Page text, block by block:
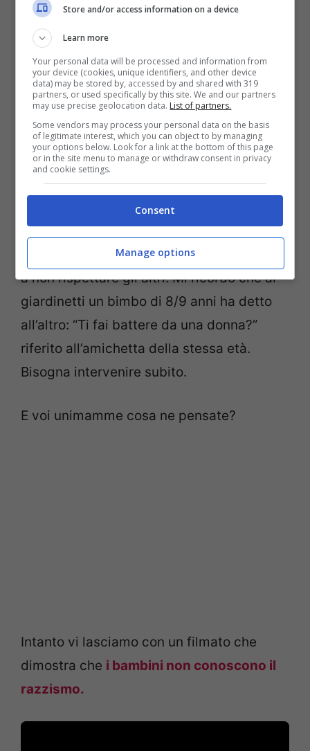
abbiano il vuoto dentro e covino l’odio per
il prossimo, soprattutto se diverso.Non me
la prendo con i bambini ma coi i genitori
che invece di insegnare il rispetto
reciproco e l’amore per il prossimo
inculcano l’odio e il razzismonelle teste e
nei cuori dei propri figli”.
La signora dice che non se la prende con i
bambini, ma con le famiglie che insegnano
a non rispettare gli altri. Mi ricordo che ai
giardinetti un bimbo di 8/9 anni ha detto
all’altro: “Ti fai battere da una donna?”
riferito all’amichetta della stessa età.
Bisogna intervenire subito.
E voi unimamme cosa ne pensate?
Intanto vi lasciamo con un filmato che
dimostra che i bambini non conoscono il
razzismo.
Store and/or access information on a device
Learn more
Your personal data will be processed and information from
your device (cookies, unique identifiers, and other device
data) may be stored by, accessed by and shared with 319
partners, or used specifically by this site. We and our partners
may use precise geolocation data. List of partners.
Some vendors may process your personal data on the basis
of legitimate interest, which you can object to by managing
your options below. Look for a link at the bottom of this page
or in the site menu to manage or withdraw consent in privacy
and cookie settings.
Consent
Manage options